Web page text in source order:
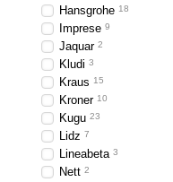
Hansgrohe 18
Imprese 9
Jaquar 2
Kludi 3
Kraus 15
Kroner 10
Kugu 23
Lidz 7
Lineabeta 3
Nett 2